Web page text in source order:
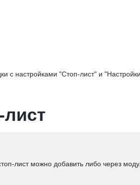
с настройками "Стоп-лист" и
лист можно добавить либо через